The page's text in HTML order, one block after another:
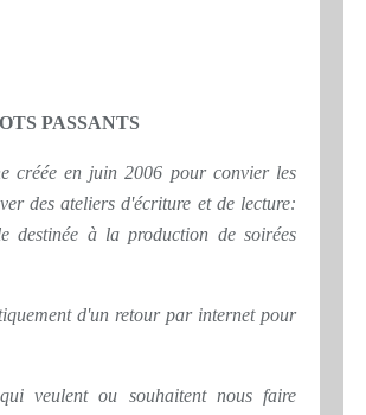
PASSANTS
créée en juin 2006 pour convier les
des ateliers d'écriture et de lecture:
destinée à la production de soirées
d'un retour par internet pour
veulent ou souhaitent nous faire